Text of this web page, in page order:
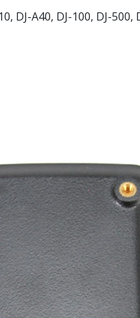
A40, DJ-100, DJ-500,